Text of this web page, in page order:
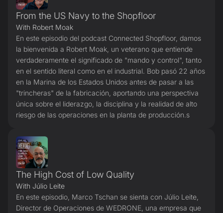
From the US Navy to the Shopfloor
With Robert Moak
En este episodio del podcast Connected Shopfloor, damos
la bienvenida a Robert Moak, un veterano que entiende
verdaderamente el significado de "mando y control", tanto
en el sentido literal como en el industrial. Bob pasó 22 años
en la Marina de los Estados Unidos antes de pasar a las
"trincheras" de la fabricación, aportando una perspectiva
única sobre el liderazgo, la disciplina y la realidad de alto
riesgo de las operaciones en la planta de producción.s
The High Cost of Low Quality
With Júlio Leite
En este episodio, Marco Tschan se sienta con Júlio Leite,
Director de Operaciones de WEDRONE, una empresa que